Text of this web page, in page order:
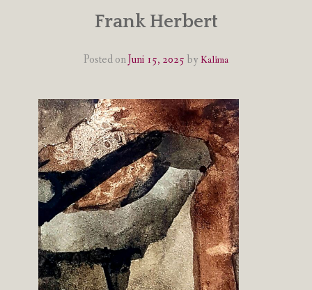
IMPRESSUM & DATENSCHUTZ
Frank Herbert
Posted onJuni 15, 2025 by Kalima